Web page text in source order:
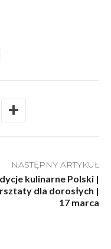
NASTĘPNY ARTYKUŁ
kulinarne Polski |
dla dorosłych |
17 marca